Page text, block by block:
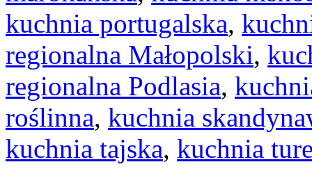
kuchnia portugalska,
regionalna Małopolski,
regionalna Podlasia,
roślinna, kuchnia
kuchnia tajska, kuchnia